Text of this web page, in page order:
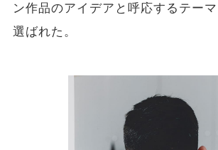
ン作品のアイデアと呼応するテー
選ばれた。